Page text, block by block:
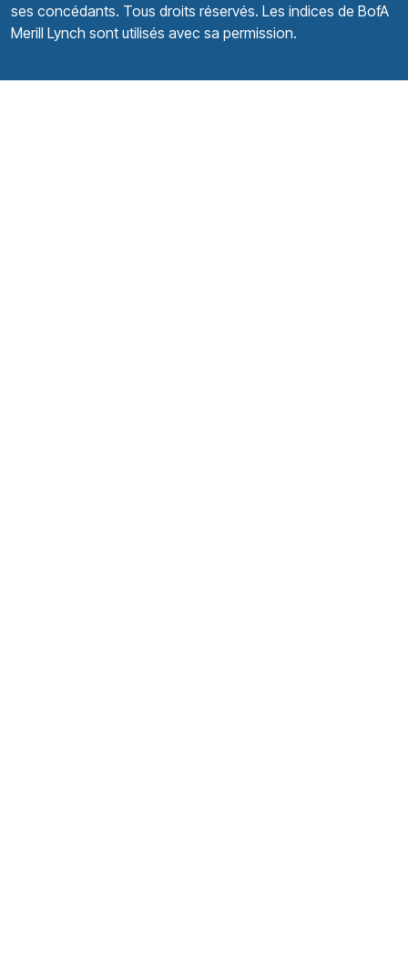
ses concédants. Tous droits réservés. Les indices de BofA
Merill Lynch sont utilisés avec sa permission.